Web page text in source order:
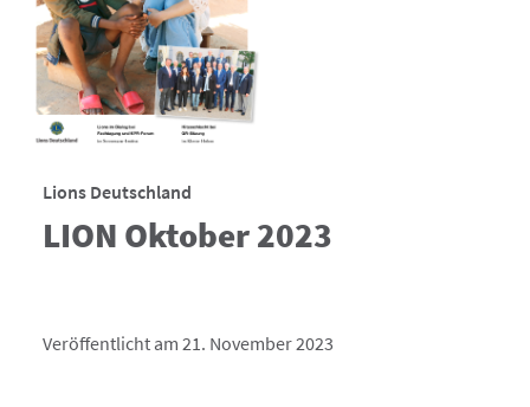
Lions Deutschland
LION Oktober 2023
Veröffentlicht am 21. November 2023